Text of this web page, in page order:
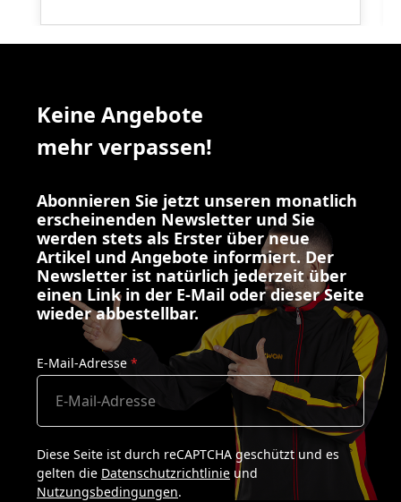
Keine Angebote
mehr verpassen!
Abonnieren Sie jetzt unseren monatlich
erscheinenden Newsletter und Sie
werden stets als Erster über neue
Artikel und Angebote informiert. Der
Newsletter ist natürlich jederzeit über
einen Link in der E-Mail oder dieser Seite
wieder abbestellbar.
E-Mail-Adresse *
Diese Seite ist durch reCAPTCHA geschützt und es
gelten die Datenschutzrichtlinie und
Nutzungsbedingungen.